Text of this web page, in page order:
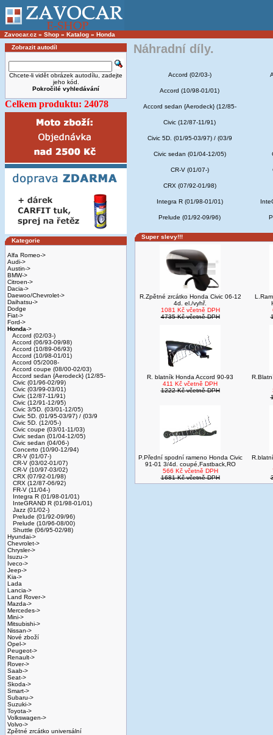
Zavocar.cz » Shop » Katalog » Honda
Zobrazit autodíl
Chcete-li vidět obrázek autodílu, zadejte
jeho kód.
Pokročilé vyhledávání
Celkem produktu: 24078
Kategorie
Alfa Romeo->
Audi->
Austin->
BMW->
Citroen->
Dacia->
Daewoo/Chevrolet->
Daihatsu->
Dodge
Fiat->
Ford->
Honda->
Accord (02/03-)
Accord (06/93-09/98)
Accord (10/89-06/93)
Accord (10/98-01/01)
Accord 05/2008-
Accord coupe (08/00-02/03)
Accord sedan {Aerodeck} (12/85-
Civic (01/96-02/99)
Civic (03/99-03/01)
Civic (12/87-11/91)
Civic (12/91-12/95)
Civic 3/5D. (03/01-12/05)
Civic 5D. (01/95-03/97) / (03/9
Civic 5D. (12/05-)
Civic coupe (03/01-11/03)
Civic sedan (01/04-12/05)
Civic sedan (04/06-)
Concerto (10/90-12/94)
CR-V (01/07-)
CR-V (03/02-01/07)
CR-V (10/97-03/02)
CRX (07/92-01/98)
CRX (12/87-06/92)
FR-V (11/04-)
Integra R (01/98-01/01)
InteGRAND R (01/98-01/01)
Jazz (01/02-)
Prelude (01/92-09/96)
Prelude (10/96-08/00)
Shuttle (06/95-02/98)
Hyundai->
Chevrolet->
Chrysler->
Isuzu->
Iveco->
Jeep->
Kia->
Lada
Lancia->
Land Rover->
Mazda->
Mercedes->
Mini->
Mitsubishi->
Nissan->
Nové zboží
Opel->
Peugeot->
Renault->
Rover->
Saab->
Seat->
Skoda->
Smart->
Subaru->
Suzuki->
Toyota->
Volkswagen->
Volvo->
Zpětné zrcátko universální
Náhradní díly.
Accord (02/03-)
Accord (10/98-01/01)
Accord sedan {Aerodeck} (12/85-
Civic (12/87-11/91)
Civic 5D. (01/95-03/97) / (03/9
Civic sedan (01/04-12/05)
CR-V (01/07-)
CRX (07/92-01/98)
Integra R (01/98-01/01)
Prelude (01/92-09/96)
Super slevy!!!
R.Zpětné zrcátko Honda Civic 06-12
4d. el./vyhř.
1081 Kč včetně DPH
4735 Kč včetně DPH
R. blatník Honda Accord 90-93
411 Kč včetně DPH
1222 Kč včetně DPH
P.Přední spodní rameno Honda Civic
91-01 3/4d. coupé,Fastback,RO
566 Kč včetně DPH
1681 Kč včetně DPH